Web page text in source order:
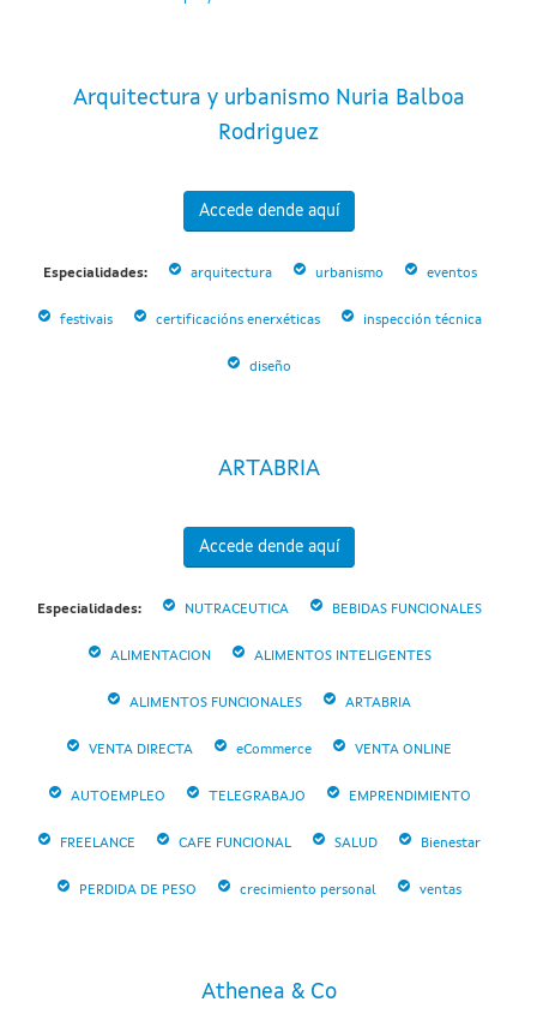
Arquitectura y urbanismo Nuria Balboa
Rodriguez
Accede dende aquí
Especialidades: arquitectura urbanismo eventos
festivais certificacións enerxéticas inspección técnica
diseño
ARTABRIA
Accede dende aquí
Especialidades: NUTRACEUTICA BEBIDAS FUNCIONALES
ALIMENTACION ALIMENTOS INTELIGENTES
ALIMENTOS FUNCIONALES ARTABRIA
VENTA DIRECTA eCommerce VENTA ONLINE
AUTOEMPLEO TELEGRABAJO EMPRENDIMIENTO
FREELANCE CAFE FUNCIONAL SALUD Bienestar
PERDIDA DE PESO crecimiento personal ventas
Athenea & Co